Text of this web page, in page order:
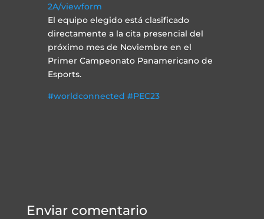
2A/viewform
El equipo elegido está clasificado
directamente a la cita presencial del
próximo mes de Noviembre en el
Primer Campeonato Panamericano de
Esports.
#worldconnected #PEC23
Enviar comentario